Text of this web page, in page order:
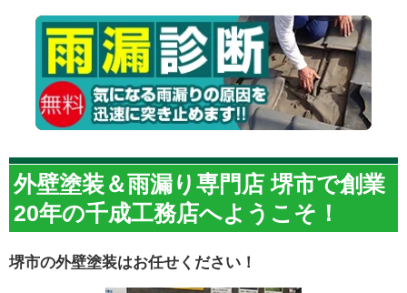
外壁塗装＆雨漏り専門店 堺市で創業
20年の千成工務店へようこそ！
堺市の外壁塗装はお任せください！